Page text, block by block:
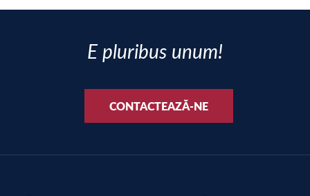
E pluribus unum!
CONTACTEAZĂ-NE